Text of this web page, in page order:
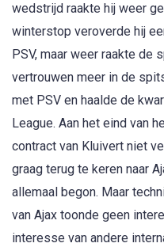
wedstrijd raakte hij weer
winterstop veroverde hij
PSV, maar weer raakte de
vertrouwen meer in de
met PSV en haalde de
League. Aan het eind van
contract van Kluivert niet
graag terug te keren naar
allemaal begon. Maar
van Ajax toonde geen
interesse van andere